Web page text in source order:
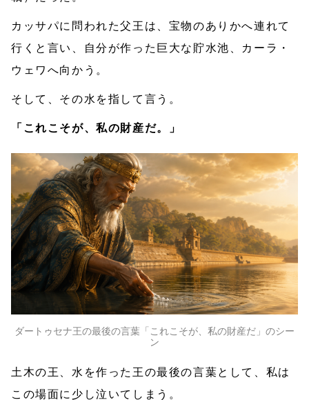
カッサパに問われた父王は、宝物のありかへ連れて
行くと言い、自分が作った巨大な貯水池、カーラ・
ウェワへ向かう。
そして、その水を指して言う。
「これこそが、私の財産だ。」
ダートゥセナ王の最後の言葉「これこそが、私の財産だ」のシー
ン
土木の王、水を作った王の最後の言葉として、私は
この場面に少し泣いてしまう。